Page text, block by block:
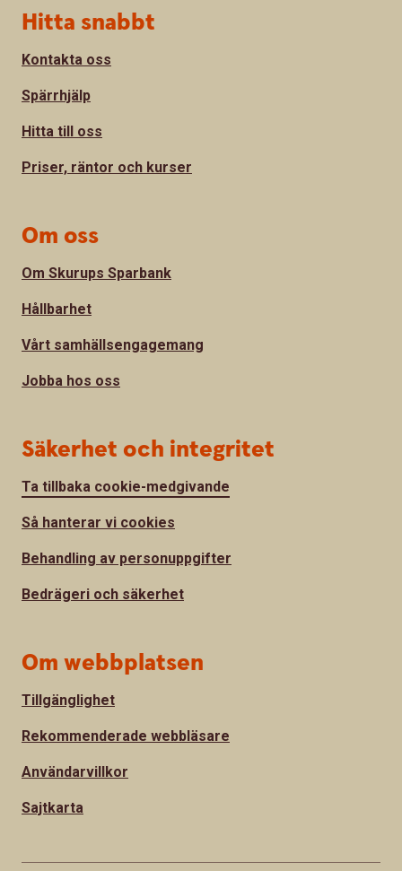
Sidfot
Hitta snabbt
Kontakta oss
Spärrhjälp
Hitta till oss
Priser, räntor och kurser
Om oss
Om Skurups Sparbank
Hållbarhet
Vårt samhällsengagemang
Jobba hos oss
Säkerhet och integritet
Ta tillbaka cookie-medgivande
Så hanterar vi cookies
Behandling av personuppgifter
Bedrägeri och säkerhet
Om webbplatsen
Tillgänglighet
Rekommenderade webbläsare
Användarvillkor
Sajtkarta